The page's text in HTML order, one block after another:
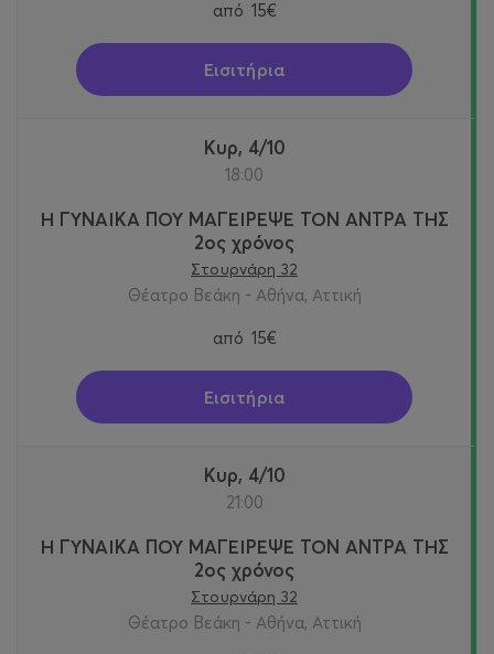
από 15€
Εισιτήρια
Κυρ, 4/10
18:00
Η ΓΥΝΑΙΚΑ ΠΟΥ ΜΑΓΕΙΡΕΨΕ ΤΟΝ ΑΝΤΡΑ ΤΗΣ
2ος χρόνος
Στουρνάρη 32
Θέατρο Βεάκη - Αθήνα, Αττική
από 15€
Εισιτήρια
Κυρ, 4/10
21:00
Η ΓΥΝΑΙΚΑ ΠΟΥ ΜΑΓΕΙΡΕΨΕ ΤΟΝ ΑΝΤΡΑ ΤΗΣ
2ος χρόνος
Στουρνάρη 32
Θέατρο Βεάκη - Αθήνα, Αττική